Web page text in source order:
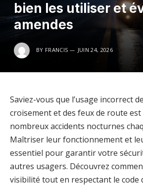
bien les utiliser et
amendes
BY FRANCIS JUIN 24, 2026
Saviez-vous que l’usage incorrect
croisement et des feux de route
nombreux accidents nocturnes
Maîtriser leur fonctionnement et
essentiel pour garantir votre
autres usagers. Découvrez
visibilité tout en respectant le code